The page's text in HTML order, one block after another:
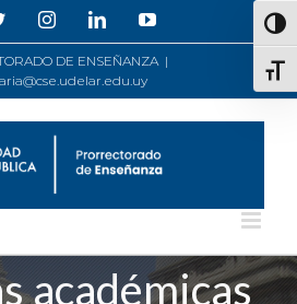
TwitterInstagramLinkedInYouTube
DE ENSEÑANZA |
académicas